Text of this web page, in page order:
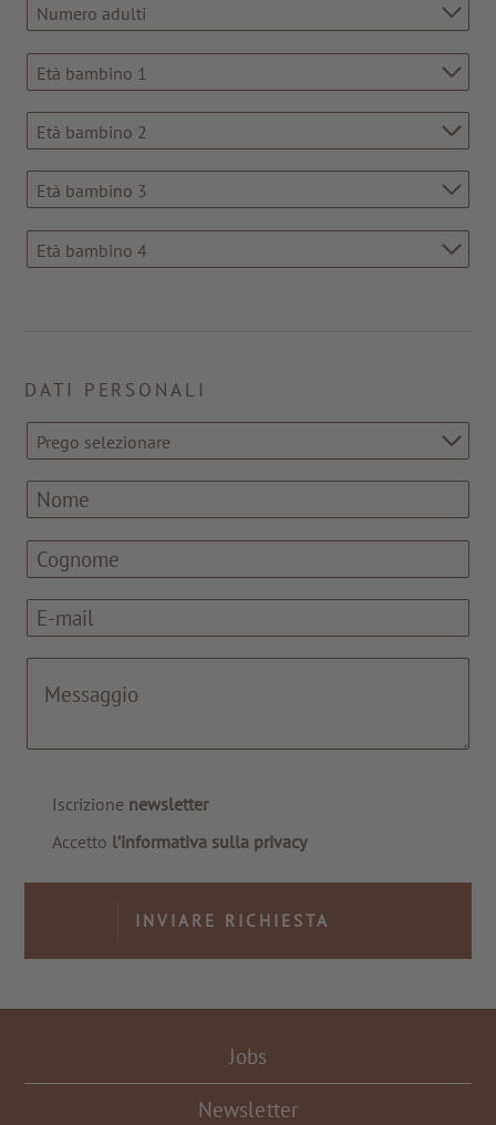
Numero adulti
Età bambino 1
Età bambino 2
Età bambino 3
Età bambino 4
DATI PERSONALI
Prego selezionare
Iscrizione newsletter
Accetto l’informativa sulla privacy
INVIARE RICHIESTA
Jobs
Newsletter